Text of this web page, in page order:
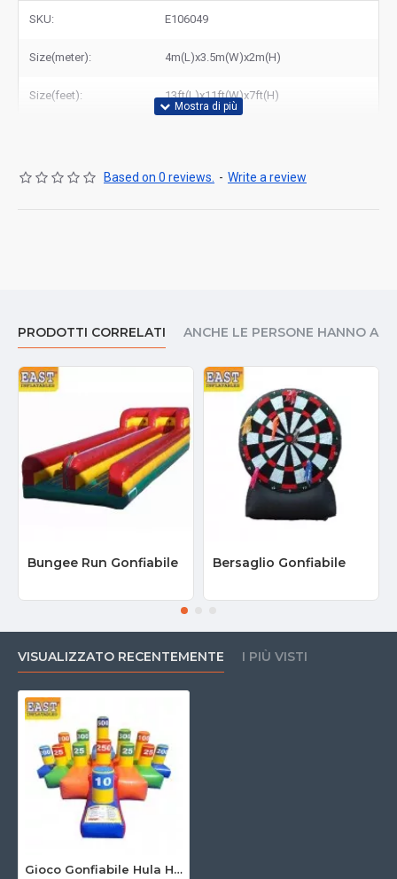
SKU: E106049
Size(meter): 4m(L)x3.5m(W)x2m(H)
Size(feet): 13ft(L)x11ft(W)x7ft(H)
Based on 0 reviews. - Write a review
PRODOTTI CORRELATI ANCHE LE PERSONE HANNO
Bungee Run Gonfiabile Bersaglio Gonfiabile
VISUALIZZATO RECENTEMENTE I PIÙ VISTI
Gioco Gonfiabile Hula Hoop Toss